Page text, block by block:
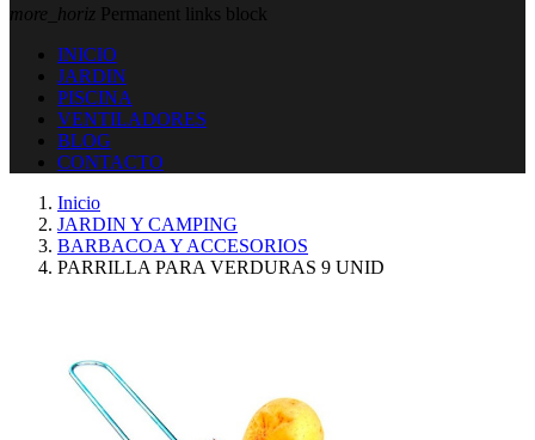
more_horiz Permanent links block
INICIO
JARDIN
PISCINA
VENTILADORES
BLOG
CONTACTO
Inicio
JARDIN Y CAMPING
BARBACOA Y ACCESORIOS
PARRILLA PARA VERDURAS 9 UNID